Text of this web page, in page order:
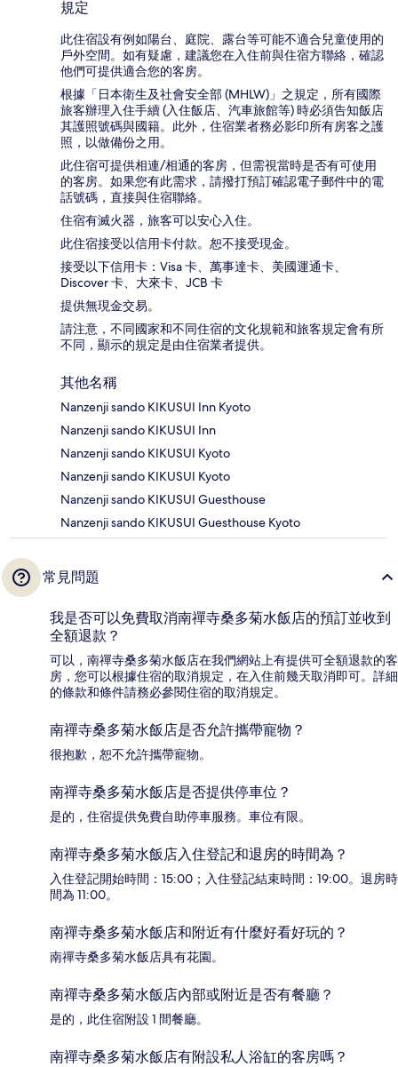
規定
此住宿設有例如陽台、庭院、露台等可能不適合兒童使用的
戶外空間。如有疑慮，建議您在入住前與住宿方聯絡，確認
他們可提供適合您的客房。
根據「日本衛生及社會安全部 (MHLW)」之規定，所有國際
旅客辦理入住手續 (入住飯店、汽車旅館等) 時必須告知飯店
其護照號碼與國籍。此外，住宿業者務必影印所有房客之護
照，以做備份之用。
此住宿可提供相連/相通的客房，但需視當時是否有可使用
的客房。如果您有此需求，請撥打預訂確認電子郵件中的電
話號碼，直接與住宿聯絡。
住宿有滅火器，旅客可以安心入住。
此住宿接受以信用卡付款。恕不接受現金。
接受以下信用卡：Visa 卡、萬事達卡、美國運通卡、
Discover 卡、大來卡、JCB 卡
提供無現金交易。
請注意，不同國家和不同住宿的文化規範和旅客規定會有所
不同，顯示的規定是由住宿業者提供。
其他名稱
Nanzenji sando KIKUSUI Inn Kyoto
Nanzenji sando KIKUSUI Inn
Nanzenji sando KIKUSUI Kyoto
Nanzenji sando KIKUSUI Kyoto
Nanzenji sando KIKUSUI Guesthouse
Nanzenji sando KIKUSUI Guesthouse Kyoto
常見問題
我是否可以免費取消南禪寺桑多菊水飯店的預訂並收到
全額退款？
可以，南禪寺桑多菊水飯店在我們網站上有提供可全額退款的客
房，您可以根據住宿的取消規定，在入住前幾天取消即可。詳細
的條款和條件請務必參閱住宿的取消規定。
南禪寺桑多菊水飯店是否允許攜帶寵物？
很抱歉，恕不允許攜帶寵物。
南禪寺桑多菊水飯店是否提供停車位？
是的，住宿提供免費自助停車服務。車位有限。
南禪寺桑多菊水飯店入住登記和退房的時間為？
入住登記開始時間：15:00；入住登記結束時間：19:00。退房時
間為 11:00。
南禪寺桑多菊水飯店和附近有什麼好看好玩的？
南禪寺桑多菊水飯店具有花園。
南禪寺桑多菊水飯店內部或附近是否有餐廳？
是的，此住宿附設 1 間餐廳。
南禪寺桑多菊水飯店有附設私人浴缸的客房嗎？